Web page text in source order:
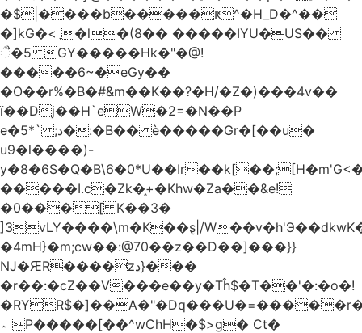
�$|����b�����ԟ^�H_D�^��
�]kG�<ˎ�l�(8�� �����IYU�US��
ૈ�5 GY�����Hk�"�@!
�����6~�eGy��
�O��r%�B�#&m��K��?�H/�Z�)���4v��
ї��Dj��H`eW�2=�N��P
e�5*` ;د�:�B�� è�����Gr�[��u�
u9�l����)-
y�8�6S�Q�B\6�0*U��Ir
�����I.c�Zk�֑+�Khw�Za��&e!
�0���[ K��3�
]3vLY����\m�K��ȿ|/
�4mH}�m;cw��:@70��z��D��]���}}
Ǌ�ԘR����zڍ}���
�r��:�cZ��V���e��y�Tĥ$�Τ��'�:�o�!
�RY
؞ P�����[��^wChH�$>g� Ct�